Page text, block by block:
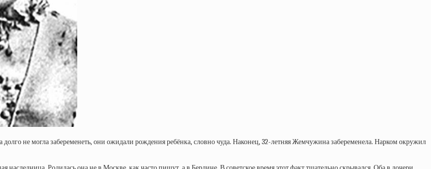
не могла забеременеть, они ожидали рождения ребёнка, словно чуда. Наконец, 32-летняя Жемчужина забеременела. Нарком окружил